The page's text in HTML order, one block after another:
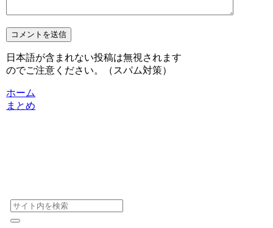
日本語が含まれない投稿は無視されます
のでご注意ください。（スパム対策）
ホーム
まとめ